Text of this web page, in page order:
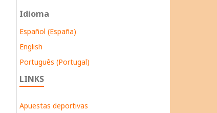
Idioma
Español (España)
English
Português (Portugal)
LINKS
Apuestas deportivas